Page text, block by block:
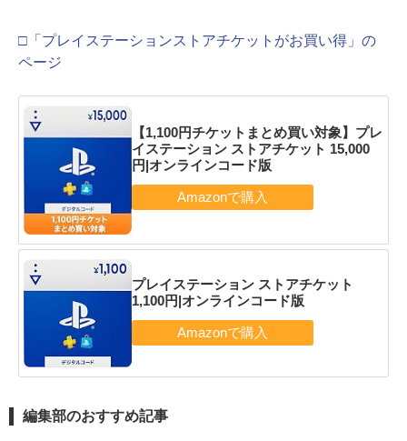
□「プレイステーションストアチケットがお買い得」の
ページ
【1,100円チケットまとめ買い対象】プレ
イステーション ストアチケット 15,000
円|オンラインコード版
プレイステーション ストアチケット
1,100円|オンラインコード版
編集部のおすすめ記事